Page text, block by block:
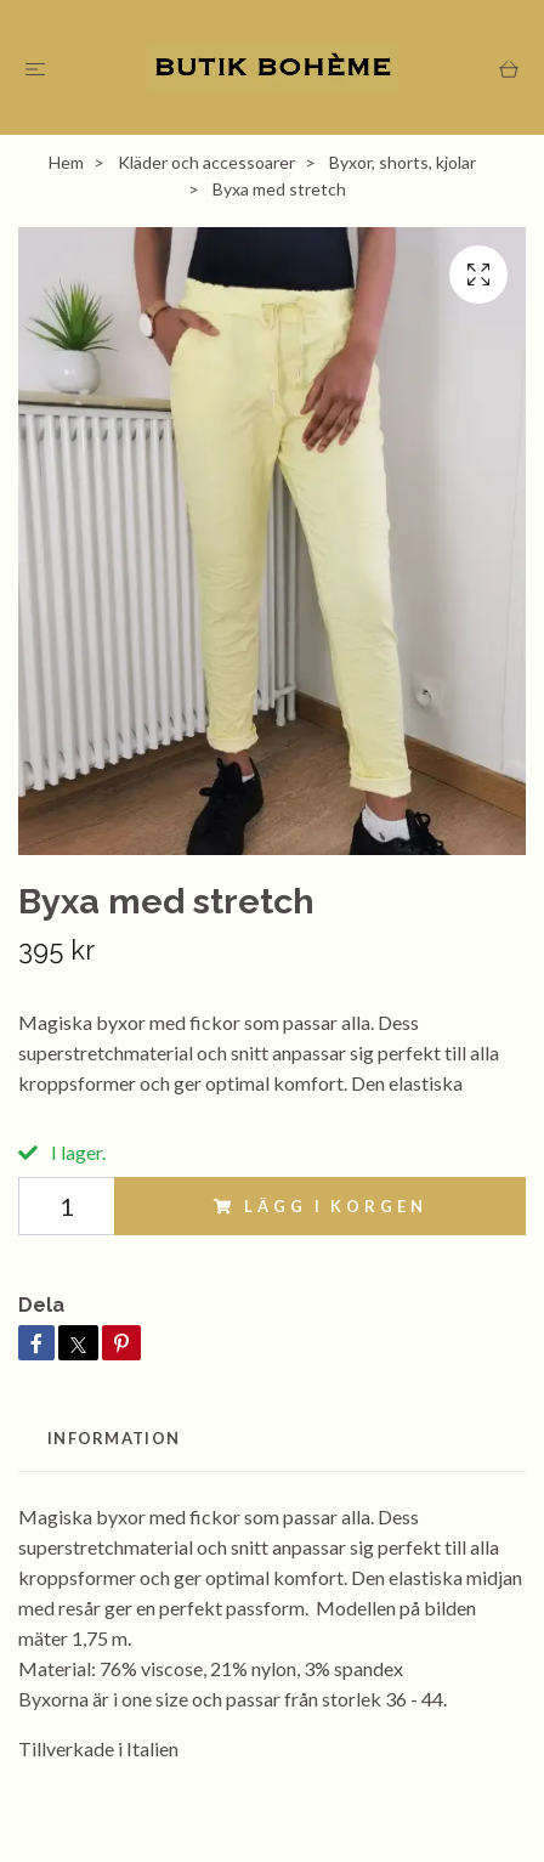
Hem Kläder och accessoarer
Byxor, shorts, kjolar
Byxa med stretch
Byxa med stretch
395 kr
Magiska byxor med fickor som passar alla. Dess
superstretchmaterial och snitt anpassar sig perfekt till alla
kroppsformer och ger optimal komfort. Den elastiska
I lager.
LÄGG I KORGEN
Dela
INFORMATION
Magiska byxor med fickor som passar alla. Dess
superstretchmaterial och snitt anpassar sig perfekt till alla
kroppsformer och ger optimal komfort. Den elastiska midjan
med resår ger en perfekt passform. Modellen på bilden
mäter 1,75 m.
Material: 76% viscose, 21% nylon, 3% spandex
Byxorna är i one size och passar från storlek 36 - 44.
Tillverkade i Italien